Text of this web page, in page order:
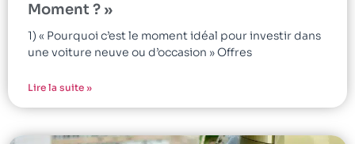
Moment ? »
1) « Pourquoi c’est le moment idéal pour investir dans
une voiture neuve ou d’occasion » Offres
Lire la suite »